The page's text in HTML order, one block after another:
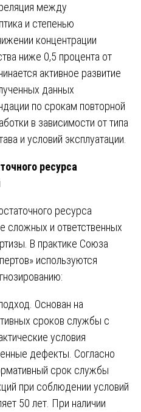
между
и степенью
концентрации
ниже 0,5 процента от
активное развитие
данных
по срокам повторной
в зависимости от типа
и условий эксплуатации.
ресурса
ресурса
сложных и ответственных
В практике Союза
используются
Основан на
сроков службы с
условия
дефекты. Согласно
срок службы
при соблюдении условий
50 лет. При наличии